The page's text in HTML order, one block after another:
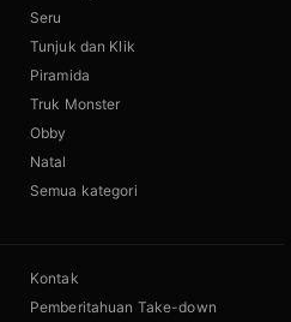
Seru
Tunjuk dan Klik
Piramida
Truk Monster
Obby
Natal
Semua kategori
Kontak
Pemberitahuan Take-down